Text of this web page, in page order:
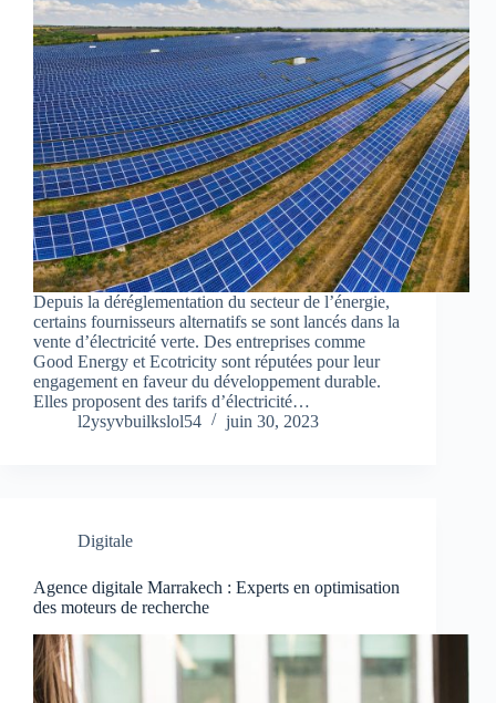
Depuis la déréglementation du secteur de l’énergie,
certains fournisseurs alternatifs se sont lancés dans la
vente d’électricité verte. Des entreprises comme
Good Energy et Ecotricity sont réputées pour leur
engagement en faveur du développement durable.
Elles proposent des tarifs d’électricité…
l2ysyvbuilkslol54
juin 30, 2023
Digitale
Agence digitale Marrakech : Experts en optimisation
des moteurs de recherche